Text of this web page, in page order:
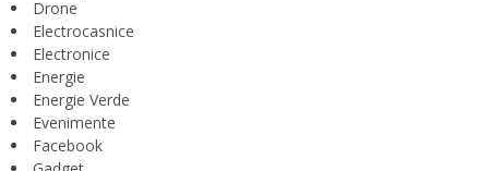
Drone
Electrocasnice
Electronice
Energie
Energie Verde
Evenimente
Facebook